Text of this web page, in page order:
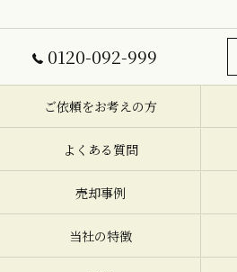
0120-092-999
ご依頼をお考えの方
よくある質問
売却事例
当社の特徴